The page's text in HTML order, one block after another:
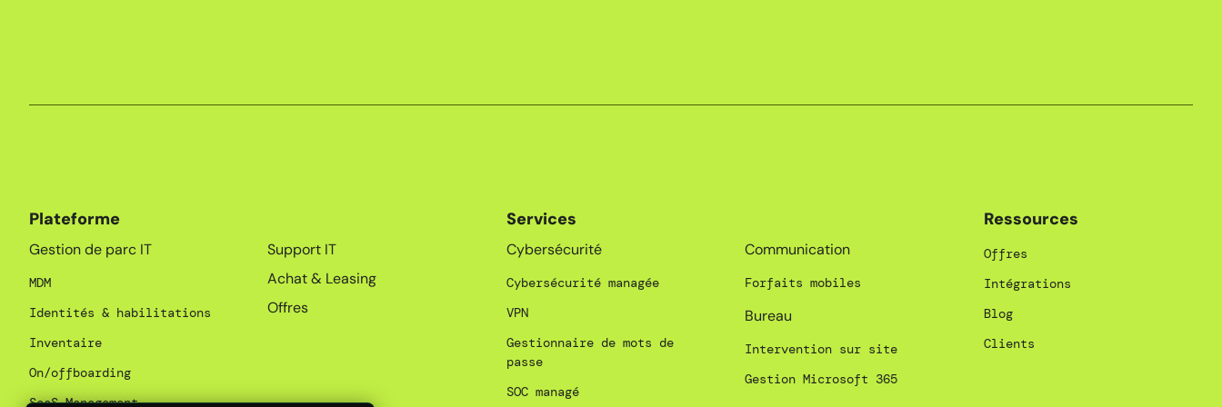
Plateforme
Gestion de parc IT
MDM
Identités & habilitations
Inventaire
On/offboarding
SaaS Management
Support IT
Achat & Leasing
Offres
Services
Cybersécurité
Cybersécurité managée
VPN
Gestionnaire de mots de
passe
SOC managé
Communication
Forfaits mobiles
Bureau
Intervention sur site
Gestion Microsoft 365
Ressources
Offres
Intégrations
Blog
Clients